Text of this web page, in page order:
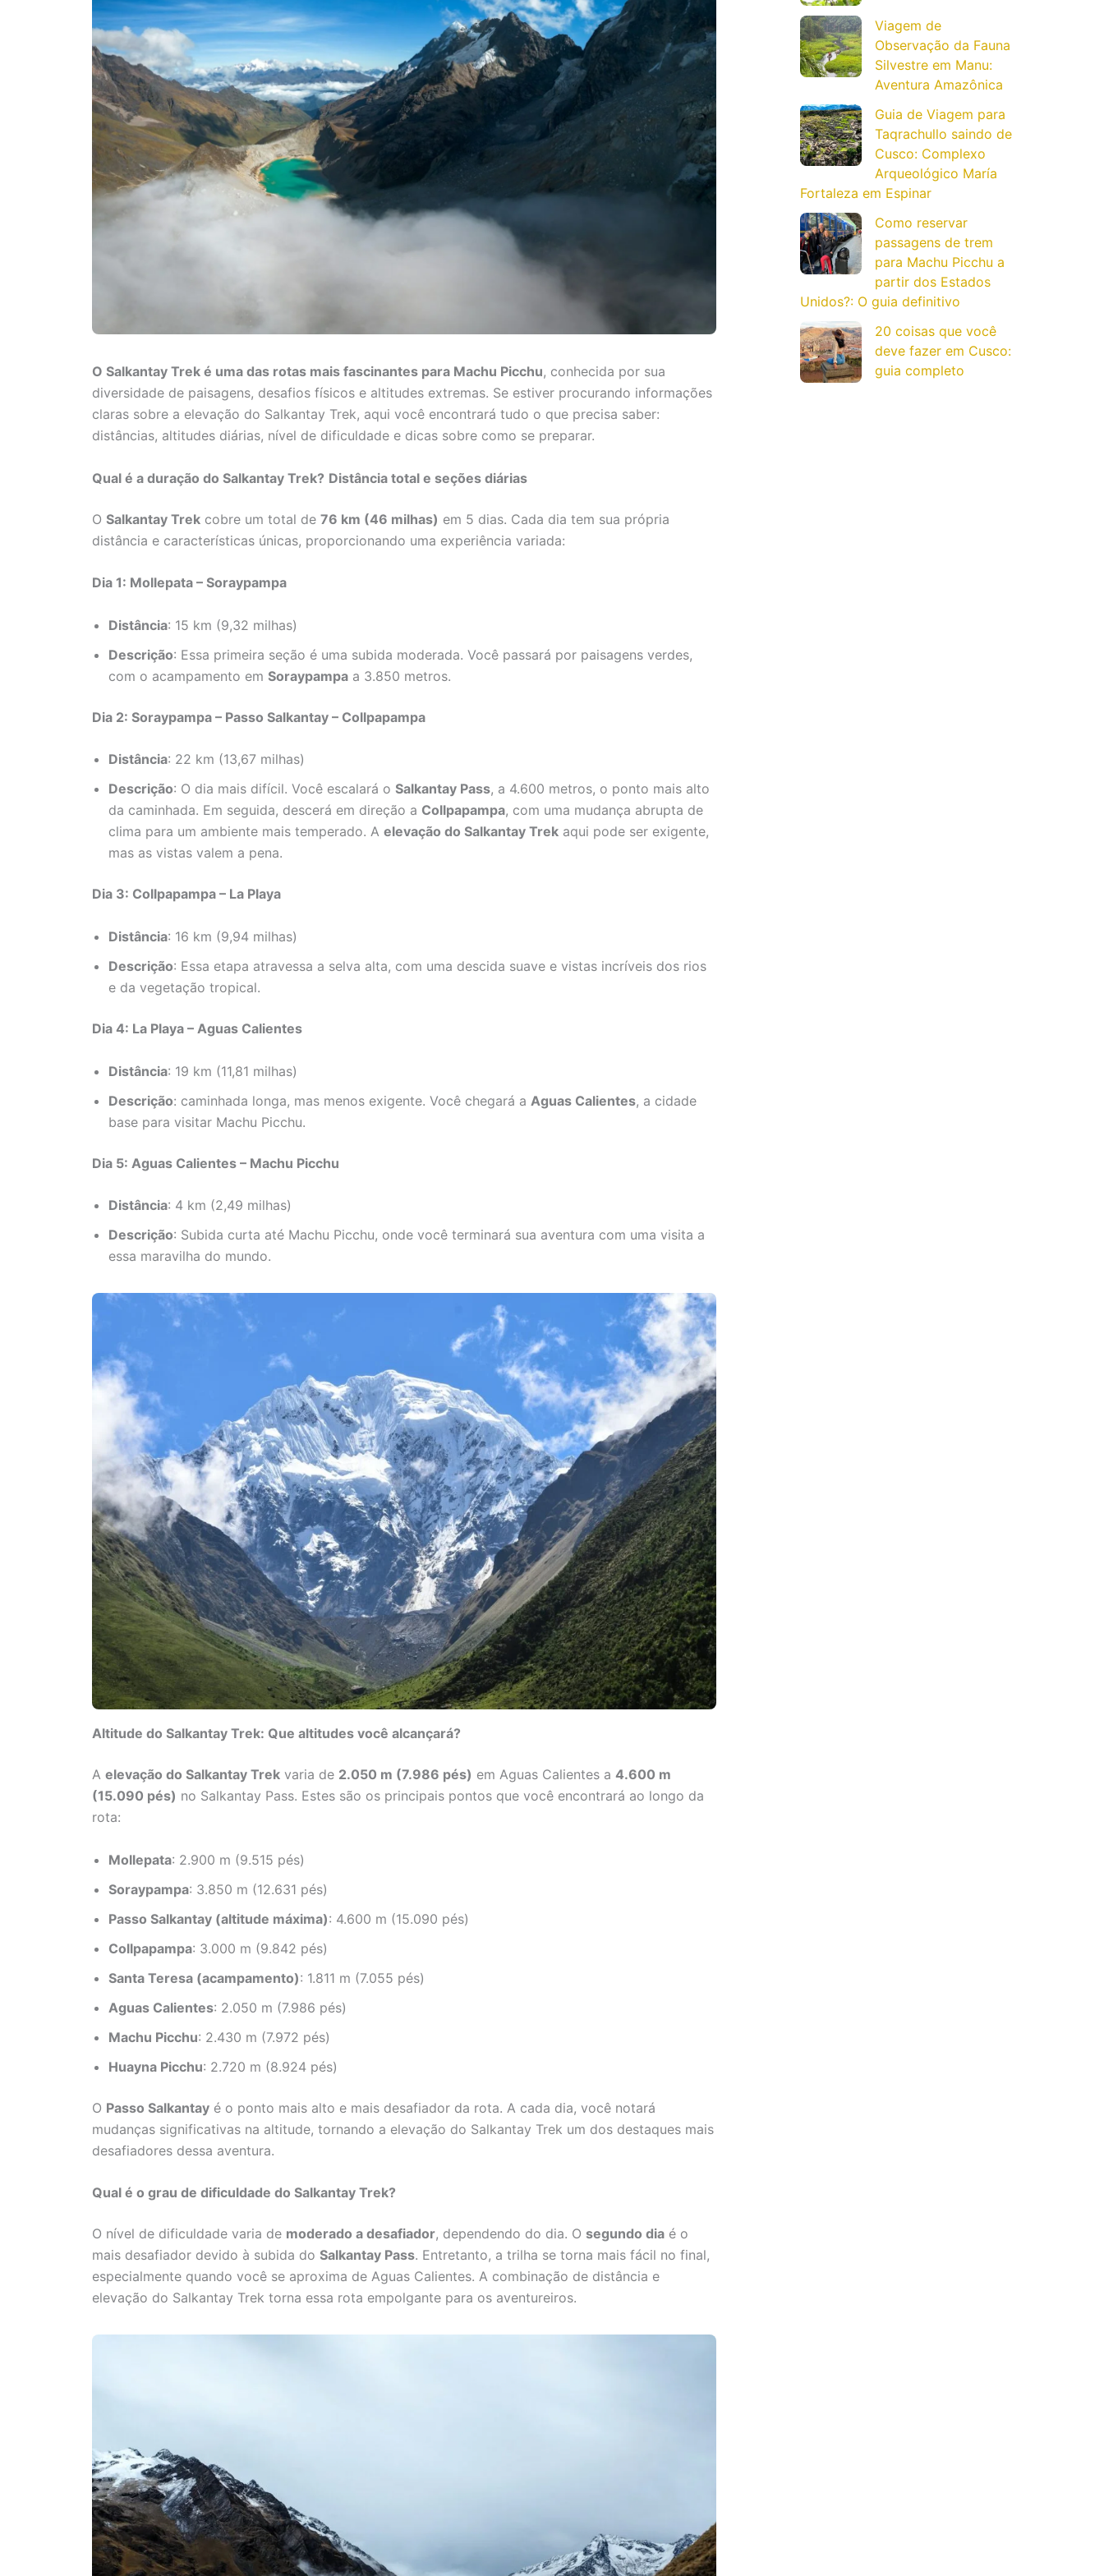
O Salkantay Trek é uma das rotas mais fascinantes para Machu Picchu, conhecida por sua
diversidade de paisagens, desafios físicos e altitudes extremas. Se estiver procurando informações
claras sobre a elevação do Salkantay Trek, aqui você encontrará tudo o que precisa saber:
distâncias, altitudes diárias, nível de dificuldade e dicas sobre como se preparar.
Qual é a duração do Salkantay Trek? Distância total e seções diárias
O Salkantay Trek cobre um total de 76 km (46 milhas) em 5 dias. Cada dia tem sua própria
distância e características únicas, proporcionando uma experiência variada:
Dia 1: Mollepata – Soraypampa
Distância: 15 km (9,32 milhas)
Descrição: Essa primeira seção é uma subida moderada. Você passará por paisagens verdes,
com o acampamento em Soraypampa a 3.850 metros.
Dia 2: Soraypampa – Passo Salkantay – Collpapampa
Distância: 22 km (13,67 milhas)
Descrição: O dia mais difícil. Você escalará o Salkantay Pass, a 4.600 metros, o ponto mais alto
da caminhada. Em seguida, descerá em direção a Collpapampa, com uma mudança abrupta de
clima para um ambiente mais temperado. A elevação do Salkantay Trek aqui pode ser exigente,
mas as vistas valem a pena.
Dia 3: Collpapampa – La Playa
Distância: 16 km (9,94 milhas)
Descrição: Essa etapa atravessa a selva alta, com uma descida suave e vistas incríveis dos rios
e da vegetação tropical.
Dia 4: La Playa – Aguas Calientes
Distância: 19 km (11,81 milhas)
Descrição: caminhada longa, mas menos exigente. Você chegará a Aguas Calientes, a cidade
base para visitar Machu Picchu.
Dia 5: Aguas Calientes – Machu Picchu
Distância: 4 km (2,49 milhas)
Descrição: Subida curta até Machu Picchu, onde você terminará sua aventura com uma visita a
essa maravilha do mundo.
Altitude do Salkantay Trek: Que altitudes você alcançará?
A elevação do Salkantay Trek varia de 2.050 m (7.986 pés) em Aguas Calientes a 4.600 m
(15.090 pés) no Salkantay Pass. Estes são os principais pontos que você encontrará ao longo da
rota:
Mollepata: 2.900 m (9.515 pés)
Soraypampa: 3.850 m (12.631 pés)
Passo Salkantay (altitude máxima): 4.600 m (15.090 pés)
Collpapampa: 3.000 m (9.842 pés)
Santa Teresa (acampamento): 1.811 m (7.055 pés)
Aguas Calientes: 2.050 m (7.986 pés)
Machu Picchu: 2.430 m (7.972 pés)
Huayna Picchu: 2.720 m (8.924 pés)
O Passo Salkantay é o ponto mais alto e mais desafiador da rota. A cada dia, você notará
mudanças significativas na altitude, tornando a elevação do Salkantay Trek um dos destaques mais
desafiadores dessa aventura.
Qual é o grau de dificuldade do Salkantay Trek?
O nível de dificuldade varia de moderado a desafiador, dependendo do dia. O segundo dia é o
mais desafiador devido à subida do Salkantay Pass. Entretanto, a trilha se torna mais fácil no final,
especialmente quando você se aproxima de Aguas Calientes. A combinação de distância e
elevação do Salkantay Trek torna essa rota empolgante para os aventureiros.
Viagem de
Observação da Fauna
Silvestre em Manu:
Aventura Amazônica
Guia de Viagem para
Taqrachullo saindo de
Cusco: Complexo
Arqueológico María
Fortaleza em Espinar
Como reservar
passagens de trem
para Machu Picchu a
partir dos Estados
Unidos?: O guia definitivo
20 coisas que você
deve fazer em Cusco:
guia completo